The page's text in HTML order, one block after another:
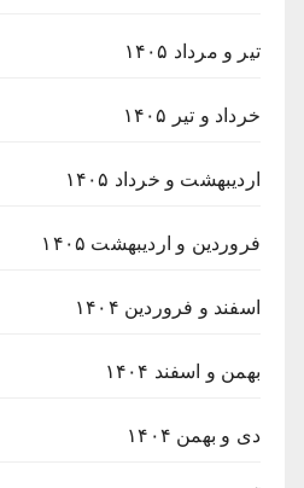
تیر و مرداد ۱۴۰۵
خرداد و تیر ۱۴۰۵
اردیبهشت و خرداد ۱۴۰۵
فروردین و اردیبهشت ۱۴۰۵
اسفند و فروردین ۱۴۰۴
بهمن و اسفند ۱۴۰۴
دی و بهمن ۱۴۰۴